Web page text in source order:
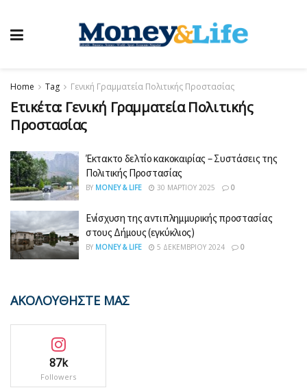
Home Tag Γενική Γραμματεία Πολιτικής Προστασίας
Ετικέτα: Γενική Γραμματεία Πολιτικής
Προστασίας
Έκτακτο δελτίο κακοκαιρίας – Συστάσεις της
Πολιτικής Προστασίας
BY MONEY & LIFE 30 ΜΑΡΤΊΟΥ 2025 0
Ενίσχυση της αντιπλημμυρικής προστασίας
στους Δήμους (εγκύκλιος)
BY MONEY & LIFE 5 ΔΕΚΕΜΒΡΊΟΥ 2024 0
ΑΚΟΛΟΥΘΗΣΤΕ ΜΑΣ
87k
Followers